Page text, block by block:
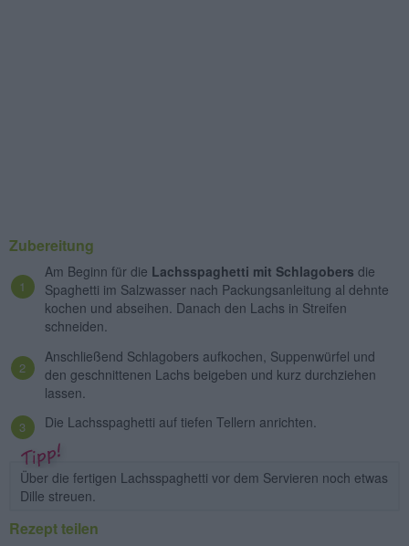
Zubereitung
Am Beginn für die Lachsspaghetti mit Schlagobers die
Spaghetti im Salzwasser nach Packungsanleitung al dehnte
kochen und abseihen. Danach den Lachs in Streifen
schneiden.
Anschließend Schlagobers aufkochen, Suppenwürfel und
den geschnittenen Lachs beigeben und kurz durchziehen
lassen.
Die Lachsspaghetti auf tiefen Tellern anrichten.
Über die fertigen Lachsspaghetti vor dem Servieren noch etwas
Dille streuen.
Rezept teilen